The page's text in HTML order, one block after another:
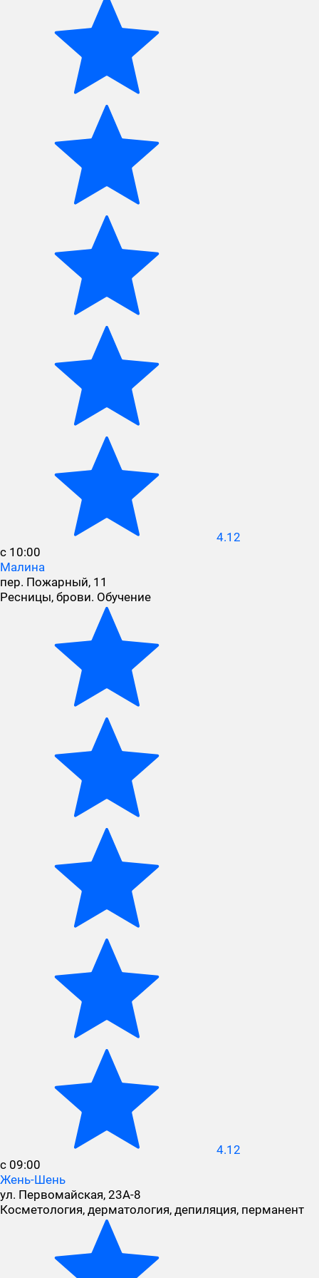
4.12
с 10:00
Малина
пер. Пожарный, 11
Ресницы, брови. Обучение
4.12
с 09:00
Жень-Шень
ул. Первомайская, 23А-8
Косметология, дерматология, депиляция, перманент